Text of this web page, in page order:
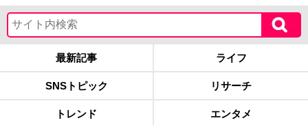
最新記事 ライフ
SNSトピック リサーチ
トレンド エンタメ